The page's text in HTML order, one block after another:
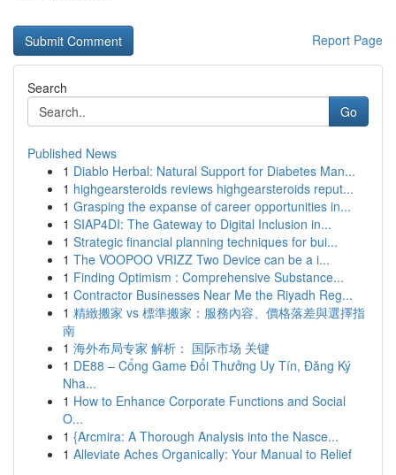
Report Page
Search
Go
Published News
1 Diablo Herbal: Natural Support for Diabetes Man...
1 highgearsteroids reviews highgearsteroids reput...
1 Grasping the expanse of career opportunities in...
1 SIAP4DI: The Gateway to Digital Inclusion in...
1 Strategic financial planning techniques for bui...
1 The VOOPOO VRIZZ Two Device can be a i...
1 Finding Optimism : Comprehensive Substance...
1 Contractor Businesses Near Me the Riyadh Reg...
1 精緻搬家 vs 標準搬家：服務內容、價格落差與選擇指
南
1 海外布局专家 解析： 国际市场 关键
1 DE88 – Cổng Game Đổi Thưởng Uy Tín, Đăng Ký
Nha...
1 How to Enhance Corporate Functions and Social
O...
1 {Arcmira: A Thorough Analysis into the Nasce...
1 Alleviate Aches Organically: Your Manual to Relief